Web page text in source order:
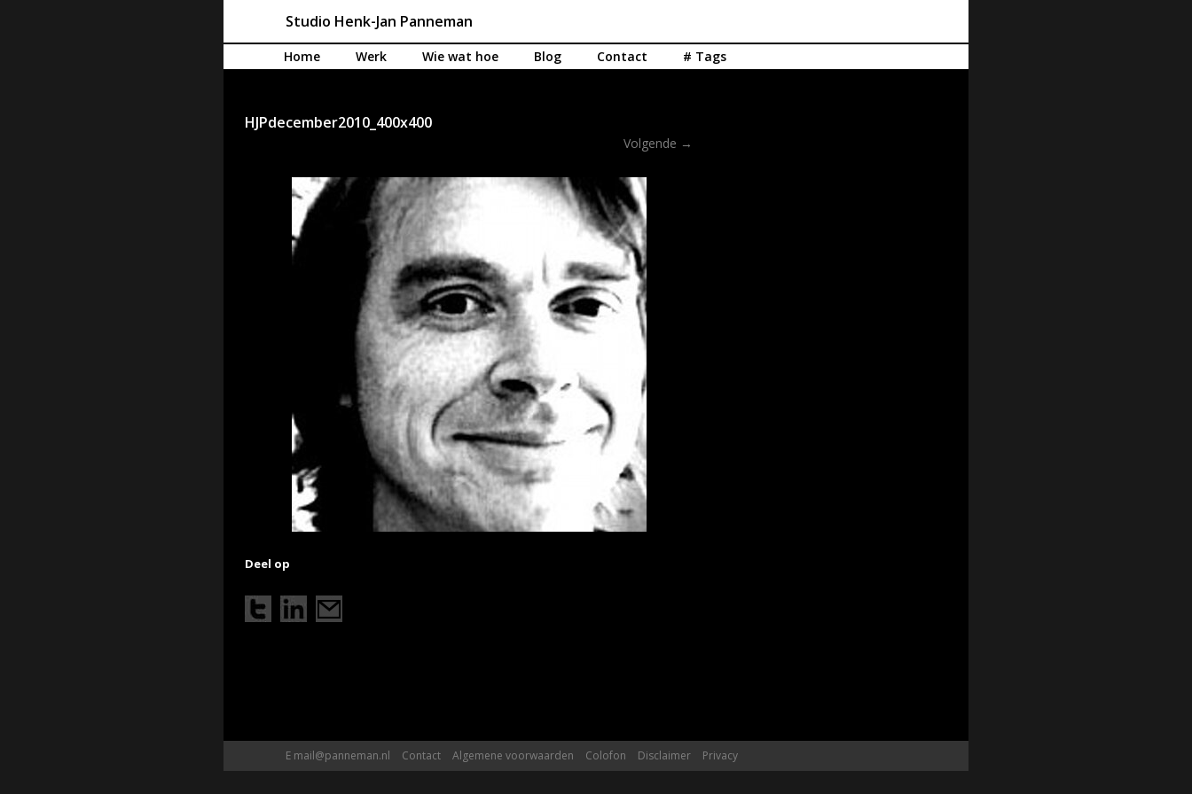
Studio Henk-Jan Panneman
Spring naar de inhoud
Home Werk Wie wat hoe Blog Contact # Tags
HJPdecember2010_400x400
Volgende →
Deel op
E mail@panneman.nl Contact Algemene voorwaarden Colofon Disclaimer Privacy